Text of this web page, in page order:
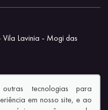
Vila Lavinia - Mogi das
tecnologias para
em nosso site, e ao